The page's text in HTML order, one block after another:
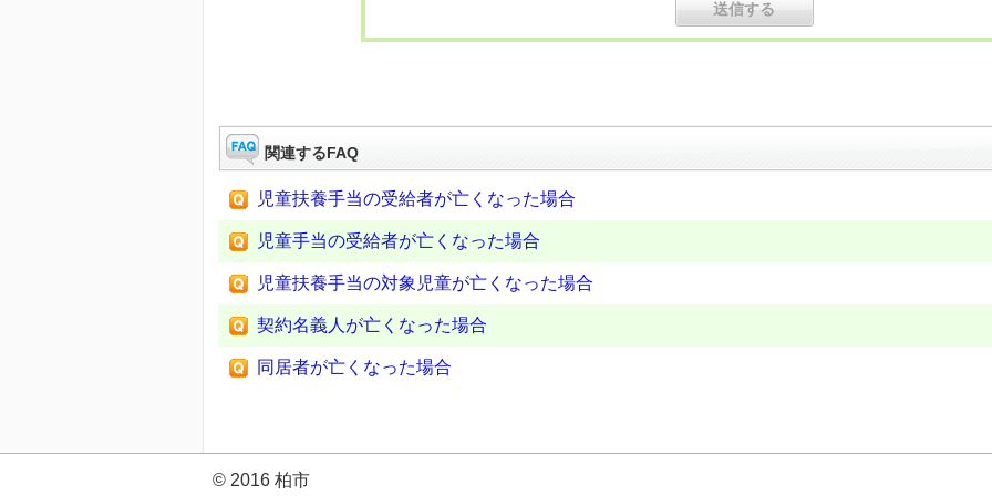
関連するFAQ
児童扶養手当の受給者が亡くなった場合
児童手当の受給者が亡くなった場合
児童扶養手当の対象児童が亡くなった場合
契約名義人が亡くなった場合
同居者が亡くなった場合
© 2016 柏市